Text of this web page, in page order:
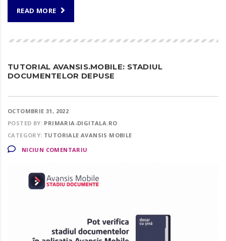
READ MORE
TUTORIAL AVANSIS.MOBILE: STADIUL
DOCUMENTELOR DEPUSE
OCTOMBRIE 31, 2022
POSTED BY: PRIMARIA-DIGITALA.RO
CATEGORY: TUTORIALE AVANSIS MOBILE
NICIUN COMENTARIU